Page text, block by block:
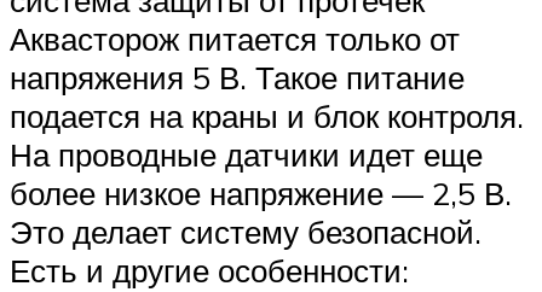
Аквасторож питается только от
напряжения 5 В. Такое питание
подается на краны и блок контроля.
На проводные датчики идет еще
более низкое напряжение — 2,5 В.
Это делает систему безопасной.
Есть и другие особенности: